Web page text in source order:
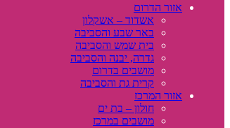
אזור הדרום
אשדוד – אשקלון
באר שבע והסביבה
בית שמש והסביבה
גדרה, יבנה והסביבה
מושבים בדרום
קרית גת והסביבה
אזור המרכז
חולון – בת ים
מושבים במרכז